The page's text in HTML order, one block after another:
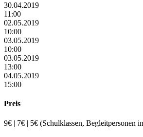
30.04.2019
11:00
02.05.2019
10:00
03.05.2019
10:00
03.05.2019
13:00
04.05.2019
15:00
Preis
9€ | 7€ | 5€ (Schulklassen, Begleitpersonen